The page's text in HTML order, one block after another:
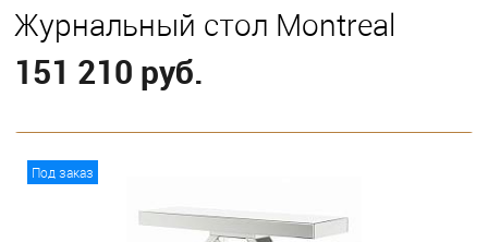
Журнальный стол Montreal
151 210 руб.
Под заказ